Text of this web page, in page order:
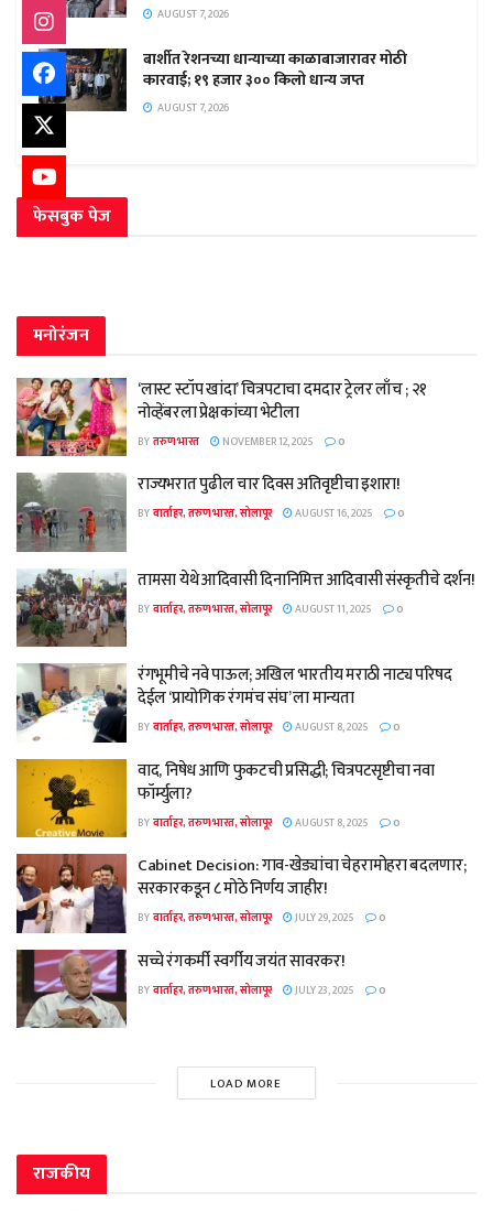
AUGUST 7, 2026
बार्शीत रेशनच्या धान्याच्या काळाबाजारावर मोठी
कारवाई; १९ हजार ३०० किलो धान्य जप्त
AUGUST 7, 2026
फेसबुक पेज
मनोरंजन
‘लास्ट स्टॉप खांदा’ चित्रपटाचा दमदार ट्रेलर लाँच ; २१
नोव्हेंबरला प्रेक्षकांच्या भेटीला
BYतरुण भारत NOVEMBER 12, 2025 0
राज्यभरात पुढील चार दिवस अतिवृष्टीचा इशारा!
BYवार्ताहर, तरुण भारत, सोलापूर AUGUST 16, 2025 0
तामसा येथे आदिवासी दिनानिमित्त आदिवासी संस्कृतीचे दर्शन!
BYवार्ताहर, तरुण भारत, सोलापूर AUGUST 11, 2025 0
रंगभूमीचे नवे पाऊल; अखिल भारतीय मराठी नाट्य परिषद
देईल ‘प्रायोगिक रंगमंच संघ’ ला मान्यता
BYवार्ताहर, तरुण भारत, सोलापूर AUGUST 8, 2025 0
वाद, निषेध आणि फुकटची प्रसिद्धी; चित्रपटसृष्टीचा नवा
फॉर्म्युला?
BYवार्ताहर, तरुण भारत, सोलापूर AUGUST 8, 2025 0
Cabinet Decision: गाव-खेड्यांचा चेहरामोहरा बदलणार;
सरकारकडून ८ मोठे निर्णय जाहीर!
BYवार्ताहर, तरुण भारत, सोलापूर JULY 29, 2025 0
सच्चे रंगकर्मी स्वर्गीय जयंत सावरकर!
BYवार्ताहर, तरुण भारत, सोलापूर JULY 23, 2025 0
LOAD MORE
राजकीय